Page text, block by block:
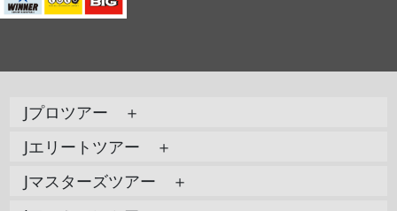
Jプロツアー ＋
Jエリートツアー ＋
Jマスターズツアー ＋